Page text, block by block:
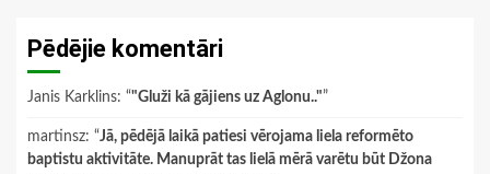
Pēdējie komentāri
Janis Karklins: “"Gluži kā gājiens uz Aglonu.."”
martinsz: “Jā, pēdējā laikā patiesi vērojama liela reformēto
baptistu aktivitāte. Manuprāt tas lielā mērā varētu būt Džona